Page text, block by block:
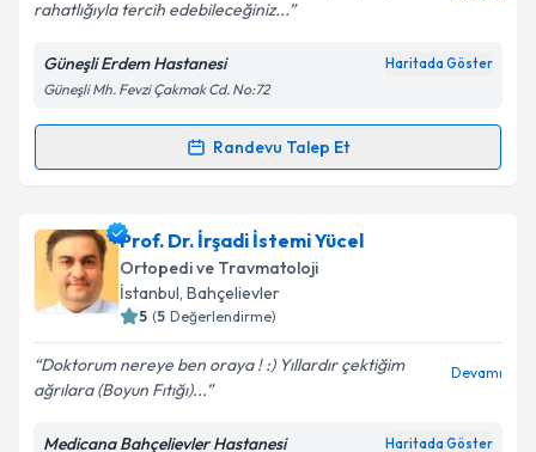
rahatlığıyla tercih edebileceğiniz...
Güneşli Erdem Hastanesi Haritada Göster
Güneşli Mh. Fevzi Çakmak Cd. No:72
Randevu Talep Et
Randevu Takvimi Talebi
Prof. Dr. Yavuz Selim Kabukçuoğlu
takvimi talebi oluşturun. Size bu uzmandan randevu
almanız için bir takvim hazırlandığında e-posta ile
bilgilendireceğiz.
E-posta Adresiniz
Prof. Dr. İrşadi İstemi Yücel
Ortopedi ve Travmatoloji
İstanbul, Bahçelievler
5 (5 Değerlendirme)
Doktorum nereye ben oraya ! :) Yıllardır çektiğim
ağrılara (Boyun Fıtığı)...
Devamı
Medicana Bahçelievler Hastanesi Haritada Göster